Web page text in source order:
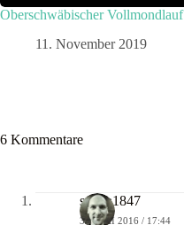
Oberschwäbischer
11. November 2019
6 Kommentare
solera1847
31. MAI 2016 / 17:44